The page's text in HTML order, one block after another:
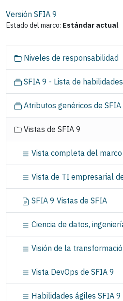
Versión SFIA 9
Estado del marco: Estándar actual
ó
Niveles de responsabilidad
SFIA 9 - Lista de
Atributos genéricos de
Vistas de SFIA 9
Vista completa del
Vista de TI empresarial
SFIA 9 Vistas de SFIA
Ciencia de datos,
Visión de la
Vista DevOps de SFIA 9
Habilidades ágiles SFIA 9